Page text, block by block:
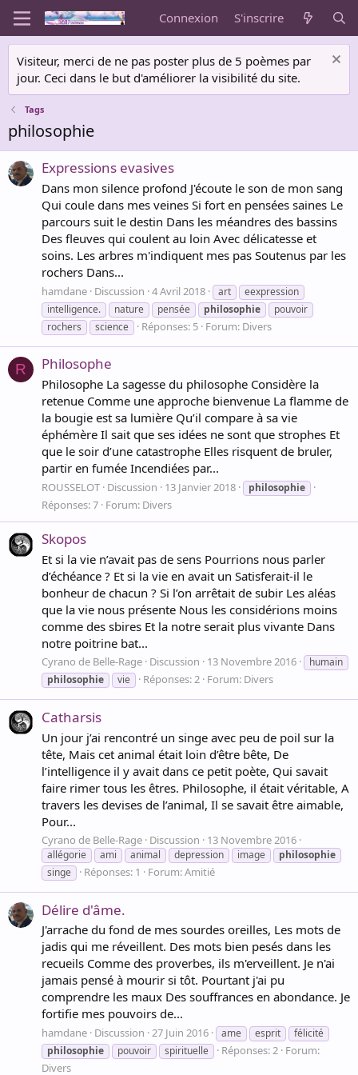
Connexion S'inscrire
Visiteur, merci de ne pas poster plus de 5 poèmes par
jour. Ceci dans le but d'améliorer la visibilité du site.
Tags
philosophie
Expressions evasives
Dans mon silence profond J'écoute le son de mon sang
Qui coule dans mes veines Si fort en pensées saines Le
parcours suit le destin Dans les méandres des bassins
Des fleuves qui coulent au loin Avec délicatesse et
soins. Les arbres m'indiquent mes pas Soutenus par les
rochers Dans...
hamdane Discussion 4 Avril 2018 art
eexpression
intelligence.
nature pensée philosophie
pouvoir
rochers
science Réponses: 5 Forum: Divers
R Philosophe
Philosophe La sagesse du philosophe Considère la
retenue Comme une approche bienvenue La flamme de
la bougie est sa lumière Qu’il compare à sa vie
éphémère Il sait que ses idées ne sont que strophes Et
que le soir d’une catastrophe Elles risquent de bruler,
partir en fumée Incendiées par...
ROUSSELOT Discussion 13 Janvier 2018 philosophie
Réponses: 7 Forum: Divers
Skopos
Et si la vie n’avait pas de sens Pourrions nous parler
d’échéance ? Et si la vie en avait un Satisferait-il le
bonheur de chacun ? Si l’on arrêtait de subir Les aléas
que la vie nous présente Nous les considérions moins
comme des sbires Et la notre serait plus vivante Dans
notre poitrine bat...
Cyrano de Belle-Rage Discussion 13 Novembre 2016
humain
philosophie
vie Réponses: 2 Forum: Divers
Catharsis
Un jour j’ai rencontré un singe avec peu de poil sur la
tête, Mais cet animal était loin d’être bête, De
l’intelligence il y avait dans ce petit poète, Qui savait
faire rimer tous les êtres. Philosophe, il était véritable, A
travers les devises de l’animal, Il se savait être aimable,
Pour...
Cyrano de Belle-Rage Discussion 13 Novembre 2016
allégorie ami animal depression image
philosophie
singe
Réponses: 1 Forum:Amitié
Délire d'âme.
J'arrache du fond de mes sourdes oreilles, Les mots de
jadis qui me réveillent. Des mots bien pesés dans les
recueils Comme des proverbes, ils m'erveillent. Je n'ai
jamais pensé à mourir si tôt. Pourtant j'ai pu
comprendre les maux Des souffrances en abondance. Je
fortifie mes pouvoirs de...
hamdane Discussion 27 Juin 2016 ame esprit
félicité
philosophie
pouvoir spirituelle Réponses: 2 Forum:
Divers